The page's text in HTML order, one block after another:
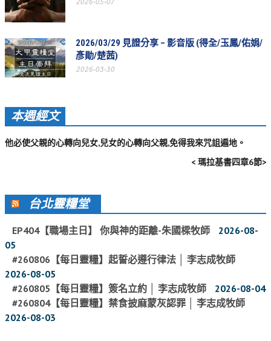
活動影音_2019年
活動影音_2018年
活動影音_2017年
活動影音_2014年
活動影音_2013年
愛加倍協會介紹
愛加倍活動相簿
陪讀班活動相簿
網站連結
大甲靈糧堂 FB粉絲專頁
2026/03/29 見證分享 – 影音版 (得全/玉鳳/佑娟/
彥勛/楚茜)
2026-03-30
本週經文
他必使父親的心轉向兒女,兒女的心轉向父親,免得我來咒詛遍地。
< 瑪拉基書四章6節>
台北靈糧堂
EP404【職場主日】 你與神的距離-朱國樑牧師
2026-08-
05
#260806【每日靈糧】起誓必遵行律法 │ 李志成牧師
2026-08-05
#260805【每日靈糧】簽名立約 │ 李志成牧師
2026-08-04
#260804【每日靈糧】禁食披麻蒙灰認罪 │ 李志成牧師
2026-08-03